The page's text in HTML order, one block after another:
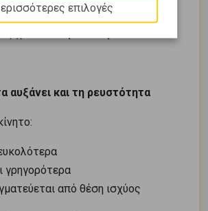
συνειδητή επιλογή.
από
αυξάνει και τη ρευστότητα
γρηγορότερα
από θέση ισχύος
επιλογές